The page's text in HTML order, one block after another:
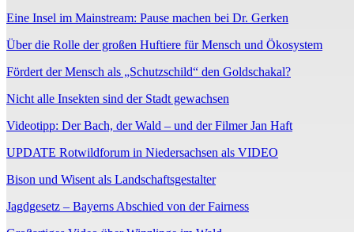
Eine Insel im Mainstream: Pause machen bei Dr. Gerken
Über die Rolle der großen Huftiere für Mensch und Ökosystem
Fördert der Mensch als „Schutzschild“ den Goldschakal?
Nicht alle Insekten sind der Stadt gewachsen
Videotipp: Der Bach, der Wald – und der Filmer Jan Haft
UPDATE Rotwildforum in Niedersachsen als VIDEO
Bison und Wisent als Landschaftsgestalter
Jagdgesetz – Bayerns Abschied von der Fairness